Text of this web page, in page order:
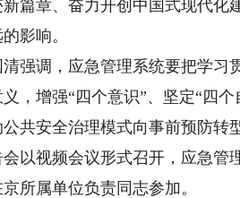
篇章、奋力开创中国式现代化
影响。
调，应急管理系统要把学习贯
，增强“四个意识”、坚定“四
共安全治理模式向事前预防转
视频会议形式召开，应急管
所属单位负责同志参加。